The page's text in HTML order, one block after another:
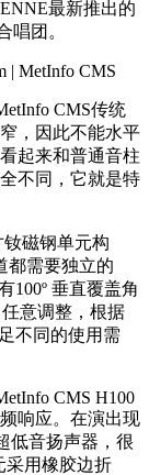
最新推出的
唱团。
传统
，因此不能水平
起来和普通音柱
不同，它就是特
磁钢单元构
都需要独立的
100º 垂直覆盖角
任意调整，根据
不同的使用需
H100
响应。在演出现
低音扬声器，很
采用橡胶边折